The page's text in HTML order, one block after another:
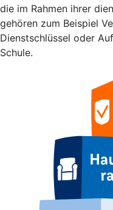
die im Rahmen ihrer
gehören zum Beispiel
Dienstschlüssel oder
Schule.